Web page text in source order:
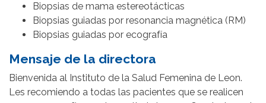
Biopsias de mama estereotácticas
Biopsias guiadas por resonancia magnética (RM)
Biopsias guiadas por ecografía
Mensaje de la directora
Bienvenida al Instituto de la Salud Femenina de Leon.
Les recomiendo a todas las pacientes que se realicen